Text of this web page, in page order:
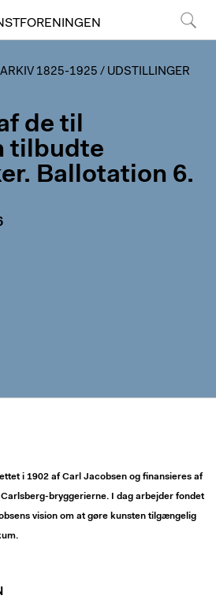
1825-1925 / UDSTILLINGER
de til
tilbudte
Ballotation 6.
i 1902 af Carl Jacobsen og finansieres af
bryggerierne. I dag arbejder fondet
vision om at gøre kunsten tilgængelig